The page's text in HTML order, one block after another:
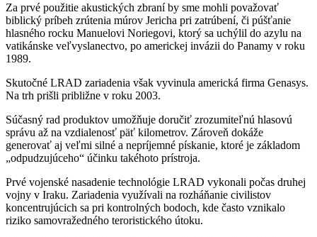
Za prvé použitie akustických zbraní by sme mohli považovať
biblický príbeh zrútenia múrov Jericha pri zatrúbení, či púšťanie
hlasného rocku Manuelovi Noriegovi, ktorý sa uchýlil do azylu na
vatikánske veľvyslanectvo, po americkej invázii do Panamy v roku
1989.
Skutočné LRAD zariadenia však vyvinula americká firma Genasys.
Na trh prišli približne v roku 2003.
Súčasný rad produktov umožňuje doručiť zrozumiteľnú hlasovú
správu až na vzdialenosť päť kilometrov. Zároveň dokáže
generovať aj veľmi silné a nepríjemné pískanie, ktoré je základom
„odpudzujúceho“ účinku takéhoto prístroja.
Prvé vojenské nasadenie technológie LRAD vykonali počas druhej
vojny v Iraku. Zariadenia využívali na rozháňanie civilistov
koncentrujúcich sa pri kontrolných bodoch, kde často vznikalo
riziko samovražedného teroristického útoku.